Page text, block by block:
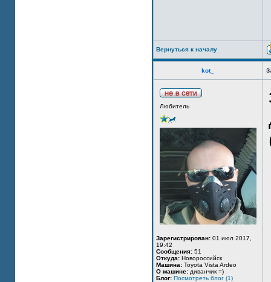
Вернуться к началу
kot_
Любитель
Зарегистрирован: 01 июл 2017,
19:42
Сообщения: 51
Откуда: Новороссийск
Машина: Toyota Vista Ardeo
О машине: диванчик =)
Блог: Посмотреть блог (1)